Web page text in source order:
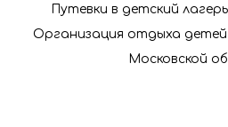
Путевки в детский
Организация отдыха детей
Московской